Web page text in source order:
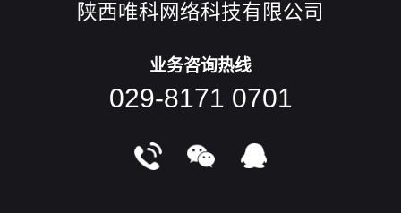
陕西唯科网络科技有限公司
业务咨询热线
029-8171 0701